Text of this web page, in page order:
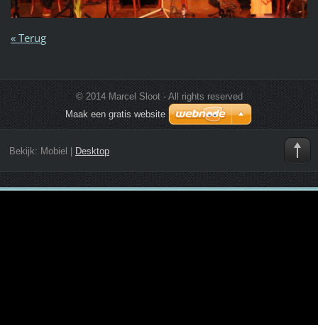
« Terug
© 2014 Marcel Sloot - All rights reserved
Maak een gratis website
Bekijk: Mobiel Desktop